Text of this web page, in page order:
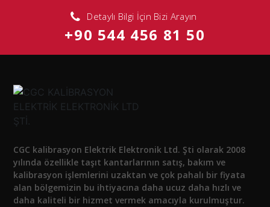
Detaylı Bilgi İçin Bizi Arayın
+90 544 456 81 50
CGC kalibrasyon Elektrik Elektronik Ltd. Şti olarak 2008
yılında özellikle taşıt kantarlarının satış, bakım ve
kalibrasyon işlemlerini uzaktan ve çok pahalı bir fiyata
alan bölgemizin bu ihtiyacına daha ucuz daha hızlı ve
daha kaliteli bir hizmet vermek amacıyla kurulmuştur.